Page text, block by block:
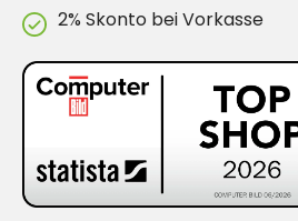
2% Skonto bei Vorkasse